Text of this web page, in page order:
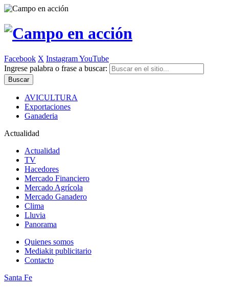
Facebook X InstagramYouTube
Ingrese palabra o frase a buscar:
AVICULTURA
Exportaciones
Ganaderia
Actualidad
Actualidad
TV
Hacedores
Mercado Financiero
Mercado Agrícola
Mercado Ganadero
Clima
Lluvia
Panorama
Quienes somos
Mediakit publicitario
Contacto
Santa Fe